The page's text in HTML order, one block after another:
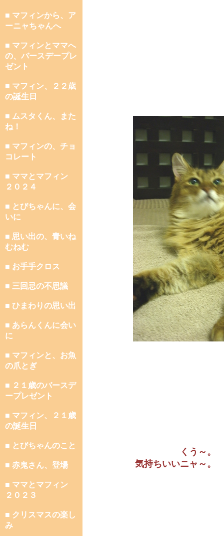
■ マフィンから、ア
ーニャちゃんへ
■ マフィンとママへ
の、バースデープレ
ゼント
■ マフィン、２２歳
の誕生日
■ ムスタくん、また
ね！
■ マフィンの、チョ
コレート
■ ママとマフィン
２０２４
■ とびちゃんに、会
いに
■ 思い出の、青いね
むねむ
■ お手手クロス
■ 三回忌の不思議
■ ひまわりの思い出
■ あらんくんに会い
に
■ マフィンと、お魚
の爪とぎ
■ ２１歳のバースデ
ープレゼント
■ マフィン、２１歳
の誕生日
■ とびちゃんのこと
■ 赤鬼さん、登場
■ ママとマフィン
２０２３
■ クリスマスの楽し
み
くう～。
気持ちいいニャ～。